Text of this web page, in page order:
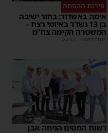
פירות ההסתה
אימה באשדוד: בחור ישיבה
בן 13 נשדד באיומי רצח –
המשטרה הקימה צח”מ
מנחם דויטש 22:32
רשות המסים הניחה אבן